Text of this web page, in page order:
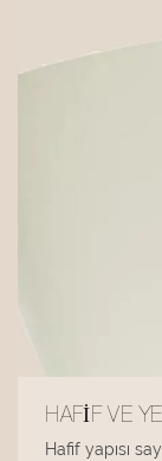
HAFIF VE
Hafif yapısı